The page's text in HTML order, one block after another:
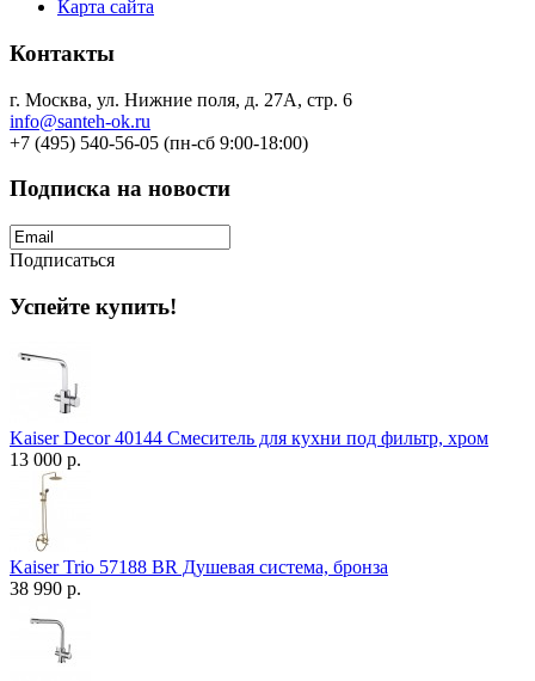
Карта сайта
Контакты
г. Москва, ул. Нижние поля, д. 27А, стр. 6
info@santeh-ok.ru
+7 (495) 540-56-05 (пн-сб 9:00-18:00)
Подписка на новости
Подписаться
Успейте купить!
Kaiser Decor 40144 Смеситель для кухни под фильтр, хром
13 000 р.
Kaiser Trio 57188 BR Душевая система, бронза
38 990 р.